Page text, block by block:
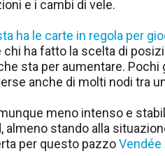
e i cambi di vele.
ha le carte in regola per
chi ha fatto la scelta di
sta per aumentare.
anche di molti nodi tra
meno intenso e
almeno stando alla
per questo pazzoVendée